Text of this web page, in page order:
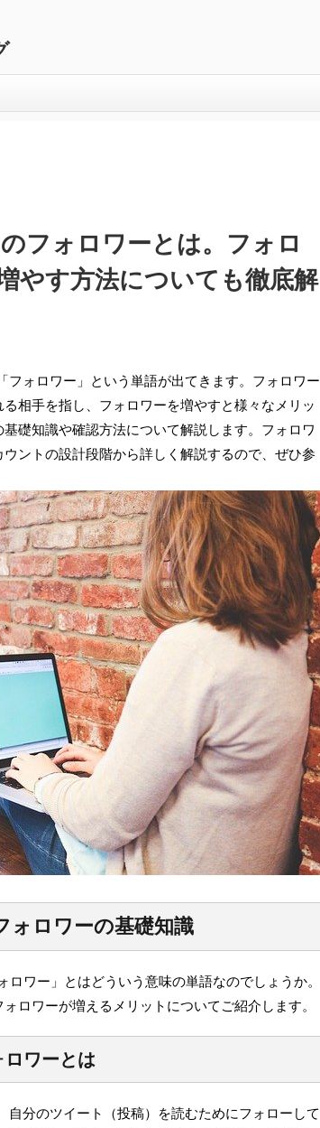
フォロワーとは。フォロ
やす方法についても徹底解
ォロワー」という単語が出てきます。フォロワー
相手を指し、フォロワーを増やすと様々なメリッ
礎知識や確認方法について解説します。フォロワ
ントの設計段階から詳しく解説するので、ぜひ参
ォロワーの基礎知識
ワー」とはどういう意味の単語なのでしょうか。
ロワーが増えるメリットについてご紹介します。
ワーとは
分のツイート（投稿）を読むためにフォローして